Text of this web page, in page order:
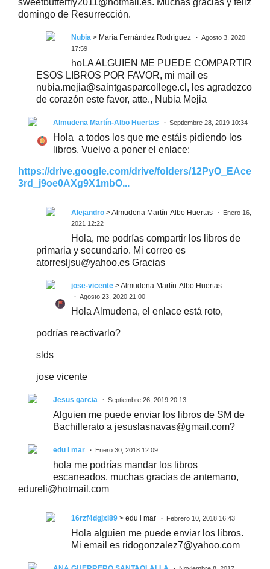
domingo de Resurrección.
Nubia > María Fernández Rodríguez
Agosto 3, 2020
17:59
hoLA ALGUIEN ME PUEDE COMPARTIR
ESOS LIBROS POR FAVOR, mi mail es
nubia.mejia@saintgasparcollege.cl, les agradezco
de corazón este favor, atte., Nubia Mejia
Almudena Martín-Albo Huertas Septiembre 28, 2019 10:34
Hola a todos los que me estáis pidiendo los
libros. Vuelvo a poner el enlace:
https://drive.google.com/drive/folders/12PyO_EAce
3rd_j9oe0AXg9X1mbO...
Alejandro > Almudena Martín-Albo Huertas
Enero 16,
2021 12:22
Hola, me podrías compartir los libros de
primaria y secundario. Mi correo es
atorresljsu@yahoo.es Gracias
jose-vicente > Almudena Martín-Albo Huertas
Agosto 23, 2020 21:00
Hola Almudena, el enlace está roto,
podrías reactivarlo?
slds
jose vicente
Jesus garcia Septiembre 26, 2019 20:13
Alguien me puede enviar los libros de SM de
Bachillerato a jesuslasnavas@gmail.com?
edu l mar Enero 30, 2018 12:09
hola me podrías mandar los libros
escaneados, muchas gracias de antemano,
edureli@hotmail.com
16rzf4dgjxl89 > edu l mar Febrero 10, 2018 16:43
Hola alguien me puede enviar los libros.
Mi email es ridogonzalez7@yahoo.com